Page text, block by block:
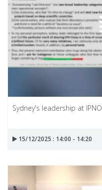
Sydney's leadership at IPNO
15/12/2025 : 14:00 - 14:20